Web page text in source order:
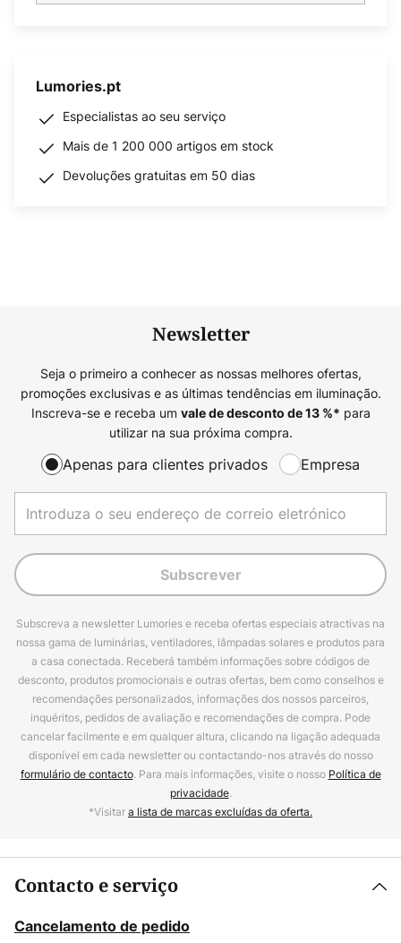
Lumories.pt
Especialistas ao seu serviço
Mais de 1 200 000 artigos em stock
Devoluções gratuitas em 50 dias
Newsletter
Seja o primeiro a conhecer as nossas melhores ofertas,
promoções exclusivas e as últimas tendências em iluminação.
Inscreva-se e receba um vale de desconto de13%* para
utilizar na sua próxima compra.
Apenas para clientes privados Empresa
Subscrever
Subscreva a newsletter Lumories e receba ofertas especiais atractivas na
nossa gama de luminárias, ventiladores, lâmpadas solares e produtos para
a casa conectada. Receberá também informações sobre códigos de
desconto, produtos promocionais e outras ofertas, bem como conselhos e
recomendações personalizados, informações dos nossos parceiros,
inquéritos, pedidos de avaliação e recomendações de compra. Pode
cancelar facilmente e em qualquer altura, clicando na ligação adequada
disponível em cada newsletter ou contactando-nos através do nosso
formulário de contacto. Para mais informações, visite o nosso Política de
privacidade.
*Visitara lista de marcas excluídas da oferta.
Contacto e serviço
Cancelamento de pedido